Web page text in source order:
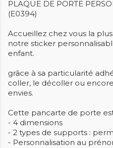
PLAQUE DE PORTE
(E0394)
Accueillez chez vous la
notre sticker
enfant.
grâce à sa particularité
coller, le décoller ou
envies.
Cette pancarte de porte
- 4 dimensions
- 2 types de supports :
- Personnalisation au